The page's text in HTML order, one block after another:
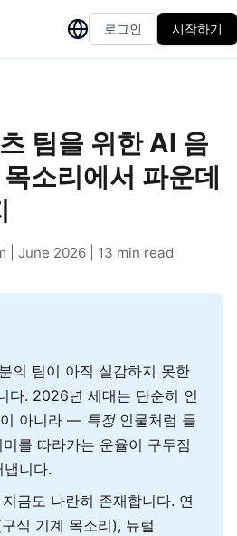
로그인 시작하기
팀을 위한 AI 음
소리에서 파운데
| June 2026 | 13 min read
의 팀이 아직 실감하지 못한
다. 2026년 세대는 단순히 인
아니라 — 특정인물처럼 들
를 따라가는 운율이 구두점
니다.
금도 나란히 존재합니다. 연
식 기계 목소리), 뉴럴